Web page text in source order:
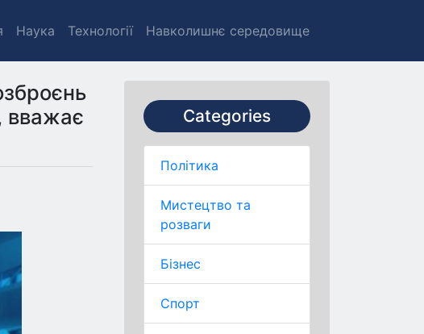
Наука Технології Навколишнє середовище
Categories
Політика
Мистецтво та
розваги
Бізнес
Спорт
вважає